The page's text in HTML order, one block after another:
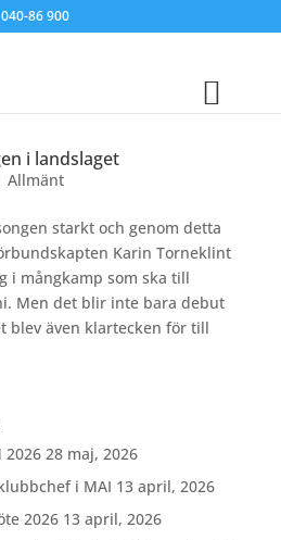
040-86 900
i landslaget
Allmänt
starkt och genom detta
Karin Torneklint
i mångkamp som ska till
Men det blir inte bara debut
blev även klartecken för till
2026 28 maj, 2026
i MAI 13 april, 2026
2026 13 april, 2026